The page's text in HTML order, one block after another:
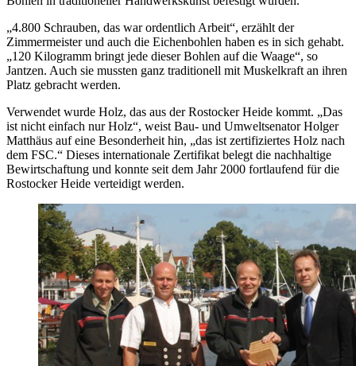
„4.800 Schrauben, das war ordentlich Arbeit“, erzählt der
Zimmermeister und auch die Eichenbohlen haben es in sich gehabt.
„120 Kilogramm bringt jede dieser Bohlen auf die Waage“, so
Jantzen. Auch sie mussten ganz traditionell mit Muskelkraft an ihren
Platz gebracht werden.
Verwendet wurde Holz, das aus der Rostocker Heide kommt. „Das
ist nicht einfach nur Holz“, weist Bau- und Umweltsenator Holger
Matthäus auf eine Besonderheit hin, „das ist zertifiziertes Holz nach
dem FSC.“ Dieses internationale Zertifikat belegt die nachhaltige
Bewirtschaftung und konnte seit dem Jahr 2000 fortlaufend für die
Rostocker Heide verteidigt werden.